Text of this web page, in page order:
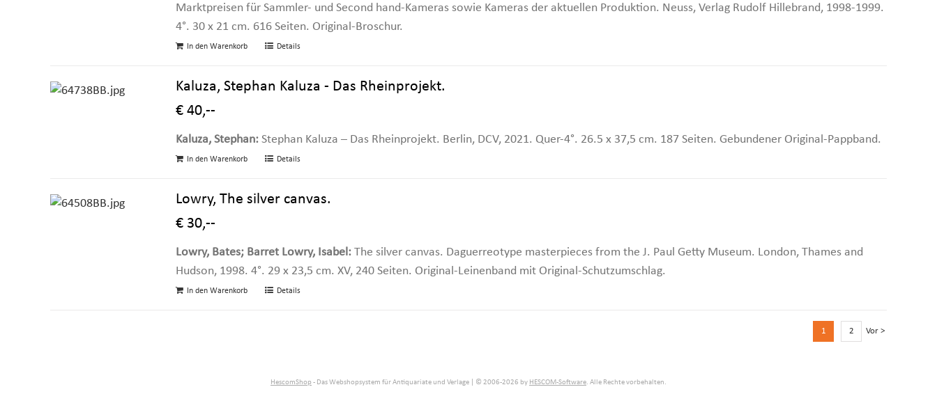
Marktpreisen für Sammler- und Second hand-Kameras sowie Kameras der aktuellen Produktion. Neuss, Verlag Rudolf Hillebrand, 1998-1999.
4°. 30 x 21 cm. 616 Seiten. Original-Broschur.
In den Warenkorb Details
Kaluza, Stephan Kaluza - Das Rheinprojekt.
€ 40,--
Kaluza, Stephan: Stephan Kaluza – Das Rheinprojekt. Berlin, DCV, 2021. Quer-4°. 26.5 x 37,5 cm. 187 Seiten. Gebundener Original-Pappband.
In den Warenkorb Details
Lowry, The silver canvas.
€ 30,--
Lowry, Bates; Barret Lowry, Isabel: The silver canvas. Daguerreotype masterpieces from the J. Paul Getty Museum. London, Thames and
Hudson, 1998. 4°. 29 x 23,5 cm. XV, 240 Seiten. Original-Leinenband mit Original-Schutzumschlag.
In den Warenkorb Details
1 2 Vor >
HescomShop - Das Webshopsystem für Antiquariate und Verlage | © 2006-2026 by HESCOM-Software. Alle Rechte vorbehalten.